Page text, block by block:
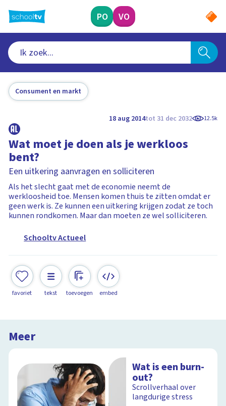
naar
hoofdinhoud
PO VO
Consument en markt
18 aug 2014tot 31 dec 2032 12.5k
Wat moet je doen als je werkloos
bent?
Een uitkering aanvragen en solliciteren
Als het slecht gaat met de economie neemt de
werkloosheid toe. Mensen komen thuis te zitten omdat er
geen werk is. Ze kunnen een uitkering krijgen zodat ze toch
kunnen rondkomen. Maar dan moeten ze wel solliciteren.
Schooltv Actueel
favoriet tekst toevoegen embed
Meer
Wat is een burn-
out?
Scrollverhaal over
langdurige stress